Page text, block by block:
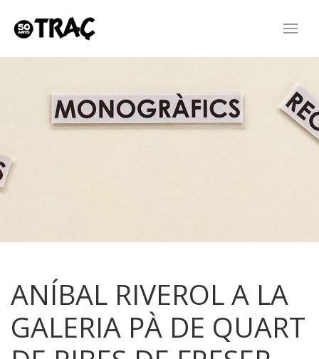
ANÍBAL RIVEROL A LA
GALERIA PÀ DE QUART